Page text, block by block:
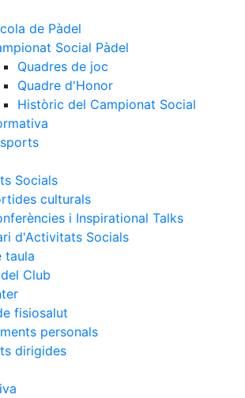
de Pàdel
Social Pàdel
Quadres de joc
Quadre d'Honor
Històric del Campionat Social
Socials
culturals
i Inspirational Talks
d'Activitats Socials
taula
Club
fisiosalut
personals
dirigides